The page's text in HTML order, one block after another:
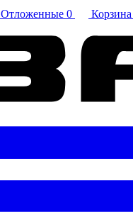
Отложенные 0 Корзина